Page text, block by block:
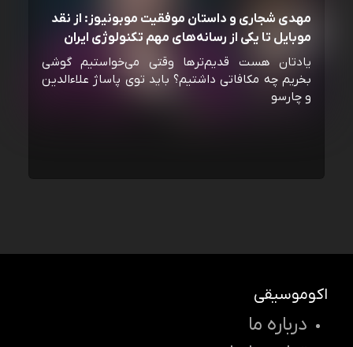
مهدی شجاری و داستان موفقیت موبونیوز: از نقد
موبایل تا یکی از رسانه‌‌های مهم تکنولوژی ایران
یادتان هست قدیم‌ترها وقتی می‌خواستیم گوشی
بخریم چه مکافاتی داشتیم؟ باید توی پاساژ علاءالدین
و چارسو
اکوموسیقی
درباره ما